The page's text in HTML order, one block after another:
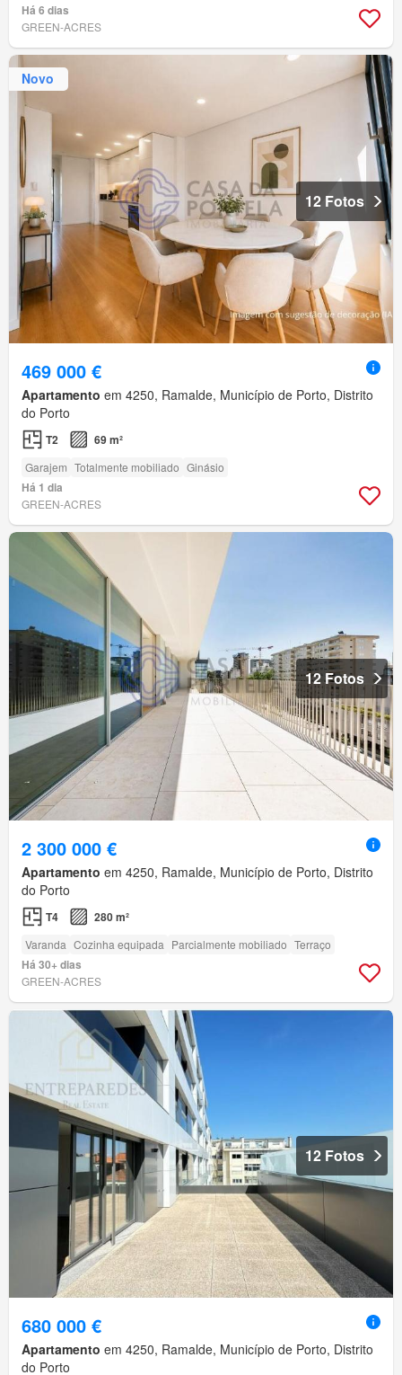
Há 6 dias
GREEN-ACRES
Novo
12 Fotos
469 000 €
Apartamento em 4250, Ramalde, Município de Porto, Distrito
do Porto
T2 69 m²
Garajem Totalmente mobiliado Ginásio
Há 1 dia
GREEN-ACRES
12 Fotos
2 300 000 €
Apartamento em 4250, Ramalde, Município de Porto, Distrito
do Porto
T4 280 m²
Varanda Cozinha equipada Parcialmente mobiliado Terraço
Há 30+ dias
GREEN-ACRES
12 Fotos
680 000 €
Apartamento em 4250, Ramalde, Município de Porto, Distrito
do Porto